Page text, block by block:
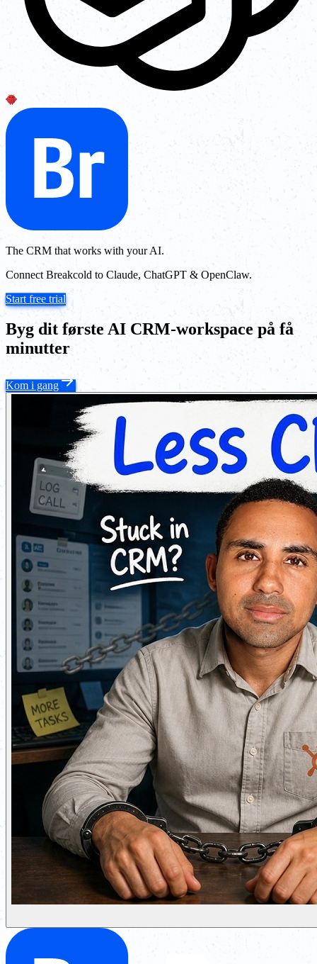
The CRM that works with your AI.
Connect Breakcold to Claude, ChatGPT & OpenClaw.
Start free trial
Byg dit første AI CRM-workspace på få
minutter
Kom i gang